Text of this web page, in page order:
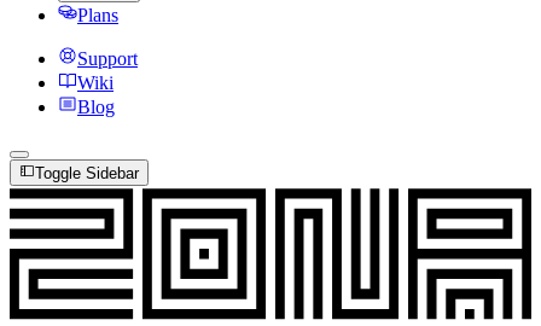
Plans
Support
Wiki
Blog
Toggle Sidebar